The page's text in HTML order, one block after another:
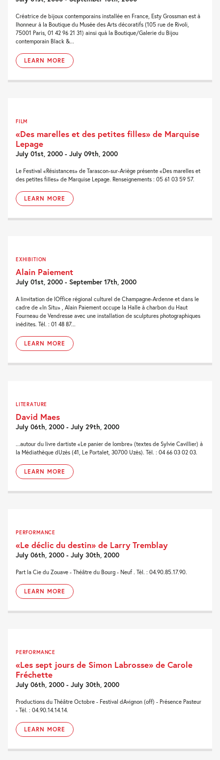
Créatrice de bijoux contemporains installée en France, Esty Grossman est à
lhonneur à la Boutique du Musée des Arts décoratifs (105 rue de Rivoli,
75001 Paris, 01 42 96 21 31) ainsi quà la Boutique/Galerie du Bijou
contemporain Black &...
LEARN MORE
FILM
«Des marelles et des petites filles» de Marquise
Lepage
July 01st, 2000 - July 09th, 2000
Le Festival «Résistances» de Tarascon-sur-Ariège présente «Des marelles et
des petites filles» de Marquise Lepage. Renseignements : 05 61 03 59 57.
LEARN MORE
EXHIBITION
Alain Paiement
July 01st, 2000 - September 17th, 2000
A linvitation de lOffice régional culturel de Champagne-Ardenne et dans le
cadre de «In Situ» , Alain Paiement occupe la Halle à charbon du Haut
Fourneau de Vendresse avec une installation de sculptures photographiques
inédites. Tél. : 01 48 87...
LEARN MORE
LITERATURE
David Maes
July 06th, 2000 - July 29th, 2000
...autour du livre dartiste «Le panier de lombre» (textes de Sylvie Cavillier) à
la Médiathèque dUzès (41, Le Portalet, 30700 Uzès). Tél. : 04 66 03 02 03.
LEARN MORE
PERFORMANCE
«Le déclic du destin» de Larry Tremblay
July 06th, 2000 - July 30th, 2000
Part la Cie du Zouave - Théâtre du Bourg - Neuf . Tél. : 04.90.85.17.90.
LEARN MORE
PERFORMANCE
«Les sept jours de Simon Labrosse» de Carole
Fréchette
July 06th, 2000 - July 30th, 2000
Productions du Théâtre Octobre - Festival dAvignon (off) - Présence Pasteur
- Tél. : 04.90.14.14.14.
LEARN MORE